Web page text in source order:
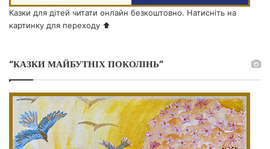
Казки для дітей читати онлайн безкоштовно. Натисніть на
картинку для переходу ⬆️
“КАЗКИ МАЙБУТНІХ ПОКОЛІНЬ”